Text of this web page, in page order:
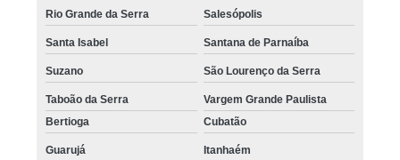
Rio Grande da Serra Salesópolis
Santa Isabel Santana de Parnaíba
Suzano São Lourenço da Serra
Taboão da Serra
Vargem Grande Paulista
Bertioga
Cubatão
Guarujá Itanhaém